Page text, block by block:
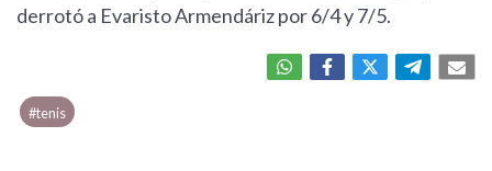
derrotó a Evaristo Armendáriz por 6/4 y 7/5.
#tenis